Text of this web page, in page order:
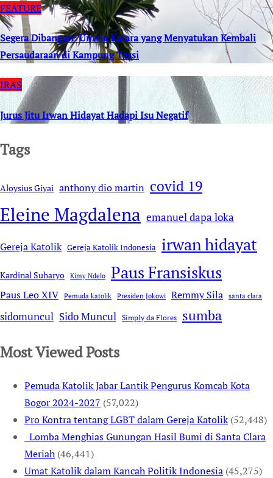
FEATURE
Segera Dibangun: Umma Karara yang Menyatukan Kembali
Persaudaraan di Kampung Tossi
IRAS
Jurus Jitu Irwan Hidayat Hadapi Isu Negatif
Tags
Aloysius Giyai anthony dio martin covid 19
Eleine Magdalena emanuel dapa loka
Gereja Katolik Gereja Katolik Indonesia irwan hidayat
Kardinal Suharyo Kimy Ndelo Paus Fransiskus
Paus Leo XIV Pemuda katolik Presiden Jokowi Remmy Sila santa clara
sidomuncul Sido Muncul Simply da Flores sumba
Most Viewed Posts
Pemuda Katolik Jabar Lantik Pengurus Komcab Kota
Bogor 2024-2027 (57,022)
Pro Kontra tentang LGBT dalam Gereja Katolik (52,448)
Lomba Menghias Gunungan Hasil Bumi di Santa Clara
Meriah (46,441)
Umat Katolik dalam Kancah Politik Indonesia (45,275)